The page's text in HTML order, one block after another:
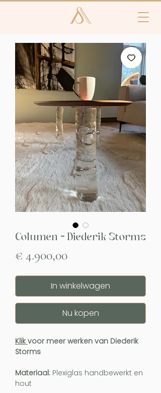
Columen - Diederik Storms
€ 4.900,00Prijs
In winkelwagen
Nu kopen
Klik voor meer werken van Diederik
Storms
Materiaal: Plexiglas handbewerkt en
hout